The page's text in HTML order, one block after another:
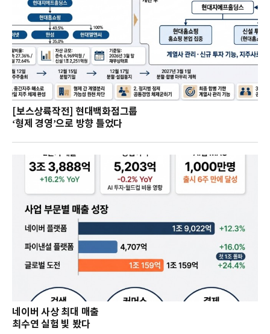
[보스상륙작전] 현대백화점그룹
‘형제 경영’으로 방향 틀었다
네이버 사상 최대 매출
최수연 실험 빛 봤다